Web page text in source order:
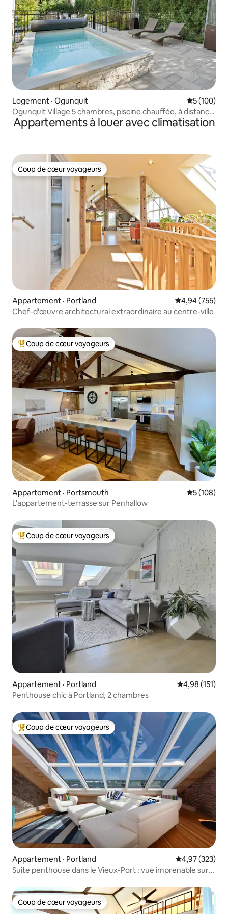
Logement · Ogunquit Note
5 (100)
Ogunquit Village 5 chambres, piscine chauffée, à distance
de marche de la plage
Appartements à louer avec climatisation
Coup de cœur voyageurs
Coup de cœur voyageurs
Appartement · Portland Note
4,94 (755)
Chef-d'œuvre architectural extraordinaire au centre-ville
Coup de cœur voyageurs parmi les plus aimés
Coup de cœur voyageurs
Appartement · Portsmouth Note
5 (108)
L'appartement-terrasse sur Penhallow
Coup de cœur voyageurs parmi les plus aimés
Coup de cœur voyageurs
Appartement · Portland Note
4,98 (151)
Penthouse chic à Portland, 2 chambres
Coup de cœur voyageurs parmi les plus aimés
Coup de cœur voyageurs
Appartement · Portland Note
4,97 (323)
Suite penthouse dans le Vieux-Port : vue imprenable sur
Coup de cœur voyageurs
Coup de cœur voyageurs